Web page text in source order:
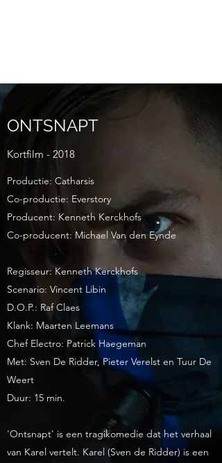
ONTSNAPT
Kortfilm - 2018
Productie: Catharsis
Co-productie: Everstory
Producent: Kenneth Kerckhofs
Co-producent: Michael Van den Eynde
Regisseur: Kenneth Kerckhofs
Scenario: Vincent Libin
D.O.P.: Raf Claes
Klank: Maarten Leemans
Chef Electro: Patrick Haegeman
Met: Sven De Ridder, Pieter Verelst en Tuur De
Weert
Duur: 15 min.
'Ontsnapt' is een tragikomedie dat het verhaal
van Karel vertelt. Karel (Sven de Ridder) is een